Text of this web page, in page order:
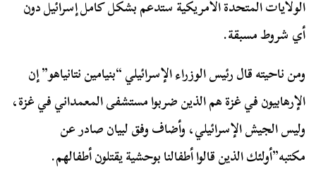
الولايات المتحدة الأمريكية ستدعم بشكل كامل إسرائيل دون
أي شروط مسبقة.
ومن ناحيته قال رئيس الوزراء الإسرائيلي “بنيامين نتانياهو” إن
الإرهابيون في غزة هم الذين ضربوا مستشفى المعمداني في غزة،
وليس الجيش الإسرائيلي، وأضاف وفق لبيان صادر عن
مكتبه”أولئك الذين قالوا أطفالنا بوحشية يقتلون أطفالهم.